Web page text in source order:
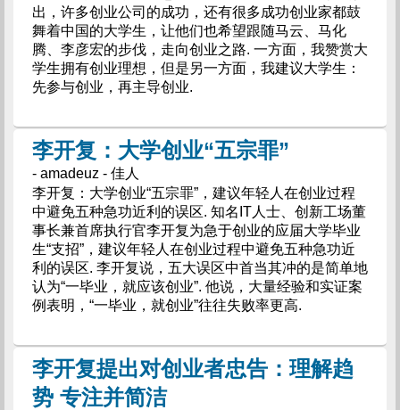
出，许多创业公司的成功，还有很多成功创业家都鼓
舞着中国的大学生，让他们也希望跟随马云、马化
腾、李彦宏的步伐，走向创业之路. 一方面，我赞赏大
学生拥有创业理想，但是另一方面，我建议大学生：
先参与创业，再主导创业.
李开复：大学创业“五宗罪”
- amadeuz - 佳人
李开复：大学创业“五宗罪”，建议年轻人在创业过程
中避免五种急功近利的误区. 知名IT人士、创新工场董
事长兼首席执行官李开复为急于创业的应届大学毕业
生“支招”，建议年轻人在创业过程中避免五种急功近
利的误区. 李开复说，五大误区中首当其冲的是简单地
认为“一毕业，就应该创业”. 他说，大量经验和实证案
例表明，“一毕业，就创业”往往失败率更高.
李开复提出对创业者忠告：理解趋
势 专注并简洁